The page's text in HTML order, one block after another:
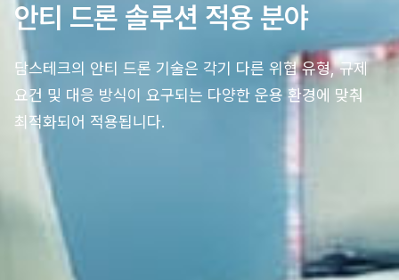
안티 드론 솔루션 적용 분야
담스테크의 안티 드론 기술은 각기 다른 위협 유형, 규제
요건 및 대응 방식이 요구되는 다양한 운용 환경에 맞춰
최적화되어 적용됩니다.